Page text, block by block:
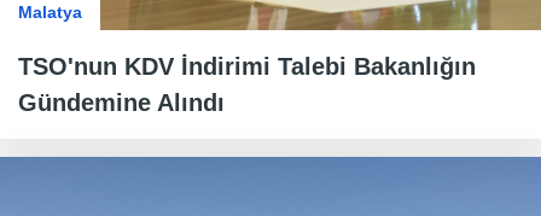
Malatya
TSO'nun KDV İndirimi Talebi Bakanlığın
Gündemine Alındı